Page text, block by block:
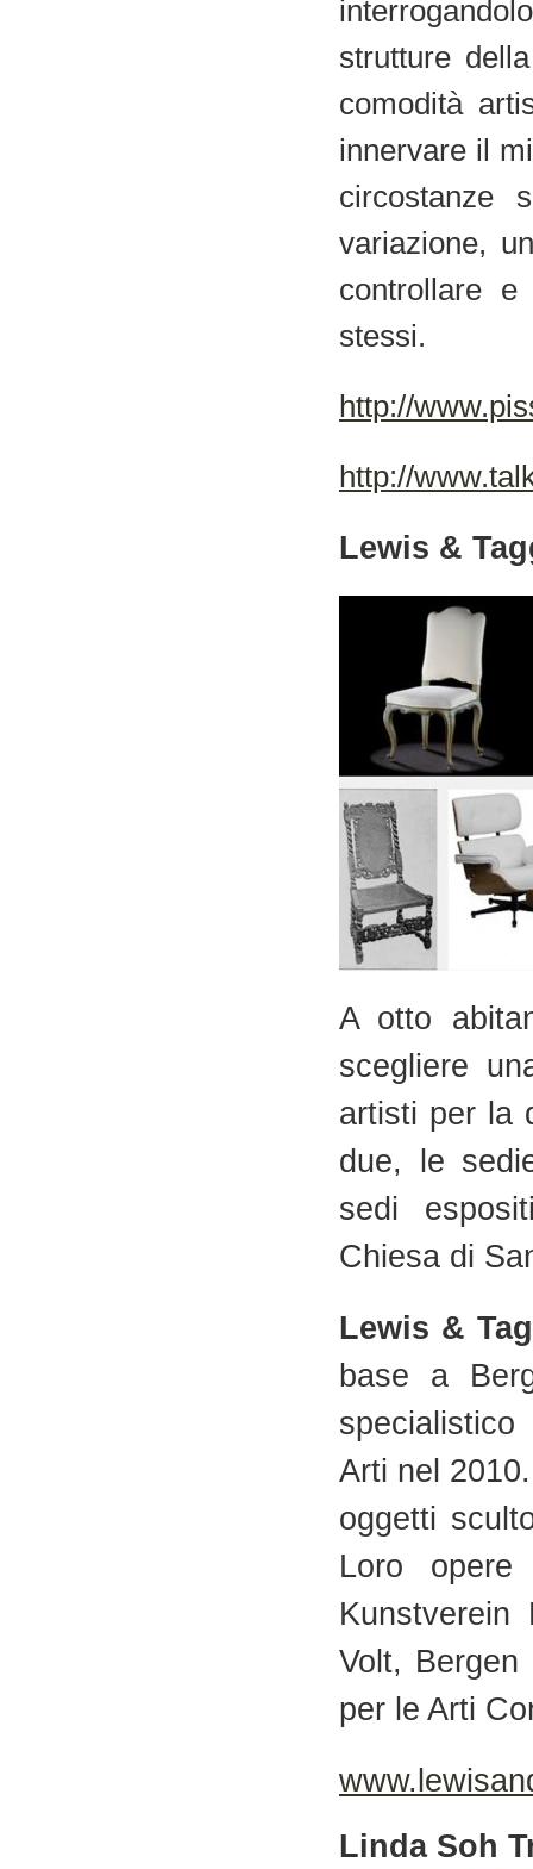
strutture
comodità
innervare il
circostanze
variazione,
controllare
stessi.
http://
http://
Lewis &
A otto
scegliere
artisti per la
due, le
sedi
Chiesa di
Lewis &
base a
Arti nel
oggetti
Loro opere
Volt,
per le Arti
Linda Soh